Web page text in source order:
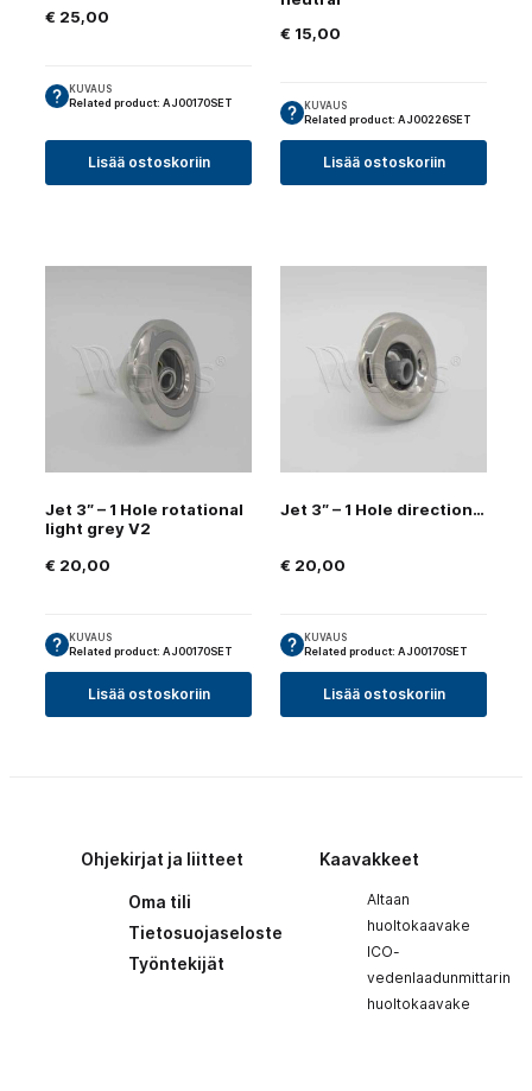
€ 25,00
KUVAUS
Related product: AJ00170SET
Lisää ostoskoriin
€ 15,00
KUVAUS
Related product: AJ00226SET
Lisää ostoskoriin
Jet 3″ – 1 Hole rotational
light grey V2
€ 20,00
KUVAUS
Related product: AJ00170SET
Lisää ostoskoriin
Jet 3″ – 1 Hole directional
€ 20,00
KUVAUS
Related product: AJ00170SET
Lisää ostoskoriin
Ohjekirjat ja liitteet
Oma tili
Tietosuojaseloste
Työntekijät
Kaavakkeet
Altaan
huoltokaavake
ICO-
vedenlaadunmittarin
huoltokaavake